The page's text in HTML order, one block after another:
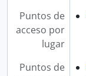
Puntos de
acceso por
lugar
Puntos de